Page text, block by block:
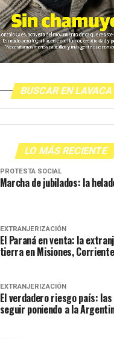
BUSCAR EN LAVACA
LO MÁS RECIENTE
PROTESTA SOCIAL
Marcha de jubilados: la
EXTRANJERIZACIÓN
El Paraná en venta: la
tierra en Misiones,
EXTRANJERIZACIÓN
El verdadero riesgo país:
seguir poniendo a la